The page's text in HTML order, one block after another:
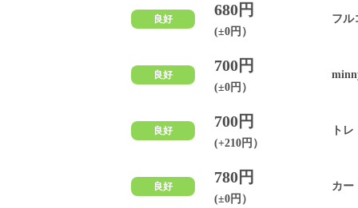
良好
680円
(±0円）
フル
良好
700円
(±0円）
良好
700円
(+210円）
ト
良好
780円
(±0円）
カー